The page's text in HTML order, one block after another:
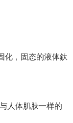
，固态的液体釱
人体肌肤一样的